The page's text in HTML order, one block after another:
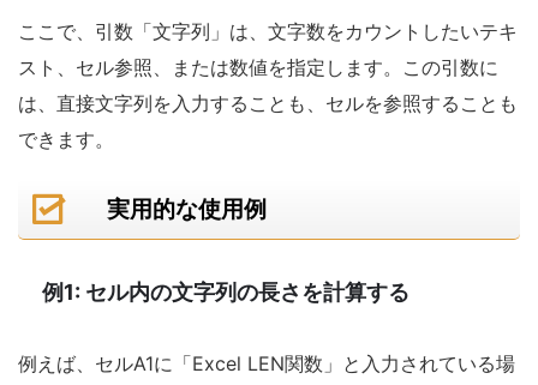
ここで、引数「文字列」は、文字数をカウントしたいテキ
スト、セル参照、または数値を指定します。この引数に
は、直接文字列を入力することも、セルを参照することも
できます。
実用的な使用例
例1: セル内の文字列の長さを計算する
例えば、セルA1に「Excel LEN関数」と入力されている場